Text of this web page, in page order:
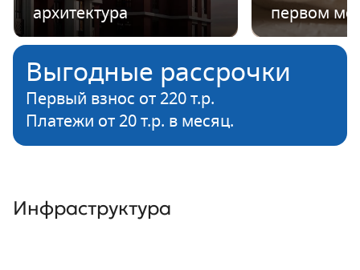
архитектура
первом
Выгодные рассрочки
Первый взнос от 220 т.р.
Платежи от 20 т.р. в месяц.
Инфраструктура